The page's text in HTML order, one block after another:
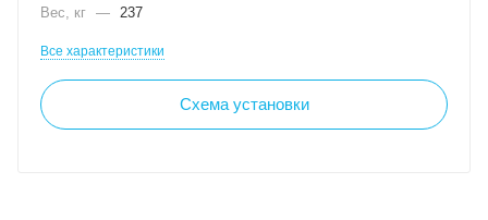
Вес, кг — 237
Все характеристики
Схема установки